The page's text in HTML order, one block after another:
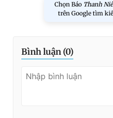
Chọn Báo Thanh
trên Google tìm
Bình luận (0)